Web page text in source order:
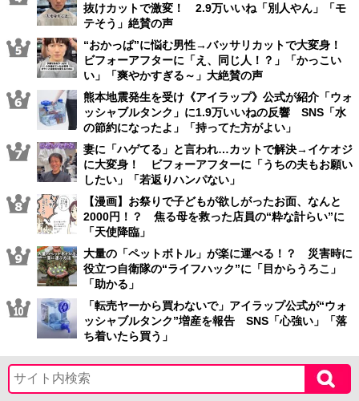
抜けカットで激変！ 2.9万いいね「別人やん」「モ
テそう」絶賛の声
“おかっぱ”に悩む男性→バッサリカットで大変身！
ビフォーアフターに「え、同じ人！？」「かっこい
い」「爽やかすぎる～」大絶賛の声
熊本地震発生を受け《アイラップ》公式が紹介「ウォ
ッシャブルタンク」に1.9万いいねの反響 SNS「水
の節約になったよ」「持ってた方がよい」
妻に「ハゲてる」と言われ…カットで解決→イケオジ
に大変身！ ビフォーアフターに「うちの夫もお願い
したい」「若返りハンパない」
【漫画】お祭りで子どもが欲しがったお面、なんと
2000円！？ 焦る母を救った店員の“粋な計らい”に
「天使降臨」
大量の「ペットボトル」が楽に運べる！？ 災害時に
役立つ自衛隊の“ライフハック”に「目からうろこ」
「助かる」
「転売ヤーから買わないで」アイラップ公式が“ウォ
ッシャブルタンク”増産を報告 SNS「心強い」「落
ち着いたら買う」